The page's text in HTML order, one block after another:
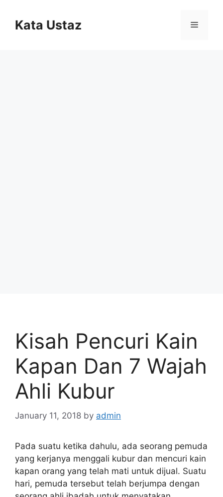
contentKata Ustaz Menu
Kisah Pencuri Kain
Kapan Dan 7 Wajah
Ahli Kubur
January 11, 2018 by admin
Pada suatu ketika dahulu, ada seorang pemuda
yang kerjanya menggali kubur dan mencuri kain
kapan orang yang telah mati untuk dijual. Suatu
hari, pemuda tersebut telah berjumpa dengan